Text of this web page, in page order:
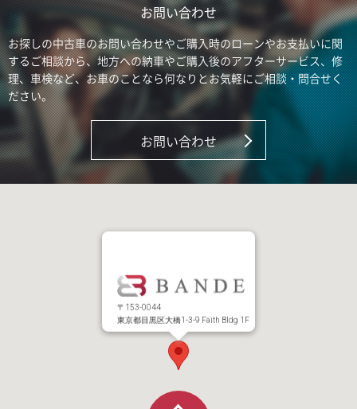
お問い合わせ
お探しの中古車のお問い合わせやご購入時のローンやお支払いに関
するご相談から、地方への納車やご購入後のアフターサービス、修
理、車検など、お車のことなら何なりとお気軽にご相談・問合せく
ださい。
お問い合わせ
〒153-0044
東京都目黒区大橋1-3-9 Faith Bldg 1F